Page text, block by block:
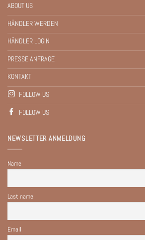
ABOUT US
HÄNDLER WERDEN
HÄNDLER LOGIN
PRESSE ANFRAGE
KONTAKT
FOLLOW US
FOLLOW US
NEWSLETTER ANMELDUNG
Name
Last name
Email